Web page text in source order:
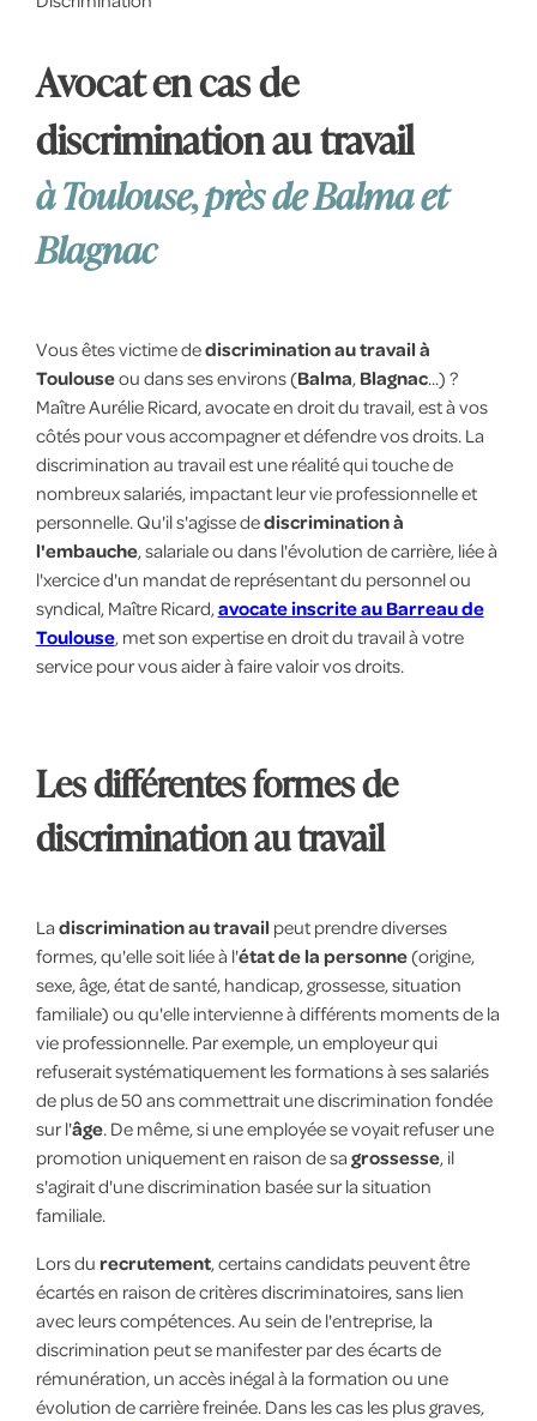
Avocat en cas de
discrimination au travail
à Toulouse, près de Balma et
Blagnac
Vous êtes victime dediscrimination au travail à
Toulouseou dans ses environs (Balma, Blagnac...) ?
Maître Aurélie Ricard, avocate en droit du travail, est à vos
côtés pour vous accompagner et défendre vos droits. La
discrimination au travail est une réalité qui touche de
nombreux salariés, impactant leur vie professionnelle et
personnelle. Qu'il s'agisse dediscrimination à
l'embauche, salariale ou dans l'évolution de carrière, liée à
l'xercice d'un mandat de représentant du personnel ou
syndical, Maître Ricard,avocate inscrite au Barreau de
Toulouse, met son expertise en droit du travail à votre
service pour vous aider à faire valoir vos droits.
Les différentes formes de
discrimination au travail
La discrimination au travail peut prendre diverses
formes, qu'elle soit liée à l'état de la personne(origine,
sexe, âge, état de santé, handicap, grossesse, situation
familiale) ou qu'elle intervienne à différents moments de la
vie professionnelle. Par exemple, un employeur qui
refuserait systématiquement les formations à ses salariés
de plus de 50 ans commettrait une discrimination fondée
sur l'âge. De même, si une employée se voyait refuser une
promotion uniquement en raison de sa grossesse, il
s'agirait d'une discrimination basée sur la situation
familiale.
Lors du recrutement, certains candidats peuvent être
écartés en raison de critères discriminatoires, sans lien
avec leurs compétences. Au sein de l'entreprise, la
discrimination peut se manifester par des écarts de
rémunération, un accès inégal à la formation ou une
évolution de carrière freinée. Dans les cas les plus graves,